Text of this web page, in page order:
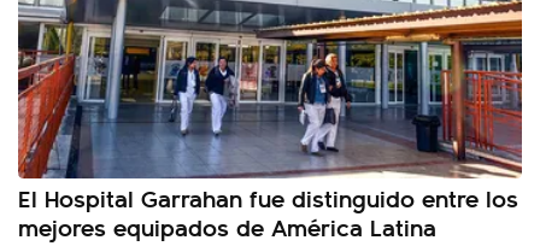
El Hospital Garrahan fue distinguido entre los
mejores equipados de América Latina